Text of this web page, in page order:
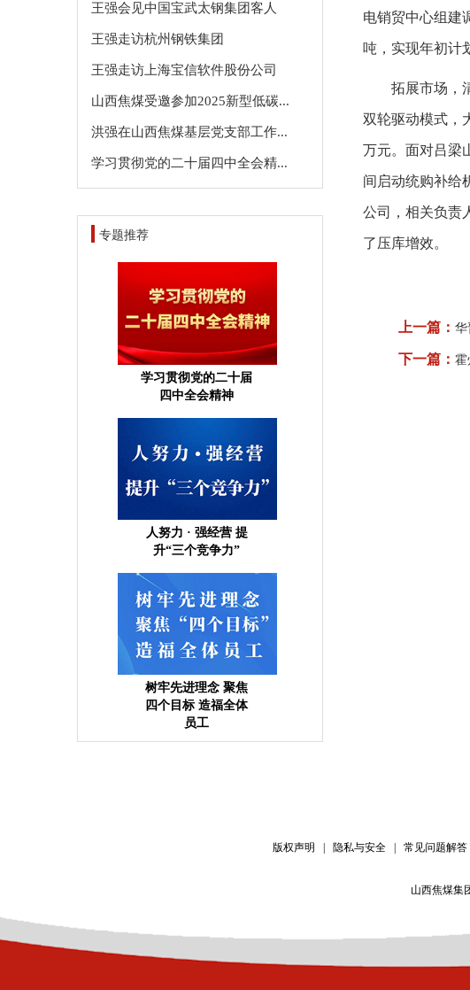
王强会见中国宝武太钢集团客人
王强走访杭州钢铁集团
王强走访上海宝信软件股份公司
山西焦煤受邀参加2025新型低碳...
洪强在山西焦煤基层党支部工作...
学习贯彻党的二十届四中全会精...
专题推荐
学习贯彻党的二十届
四中全会精神
人努力 · 强经营 提
升“三个竞争力”
树牢先进理念 聚焦
四个目标 造福全体
员工
电销贸中心组建
吨，实现年初计
拓展市场，
双轮驱动模式，
万元。面对吕梁
间启动统购补给
公司，相关负责
了压库增效。
上一篇： 华
下一篇： 霍
版权声明 隐私与安全 常见问题解答
山西焦煤集